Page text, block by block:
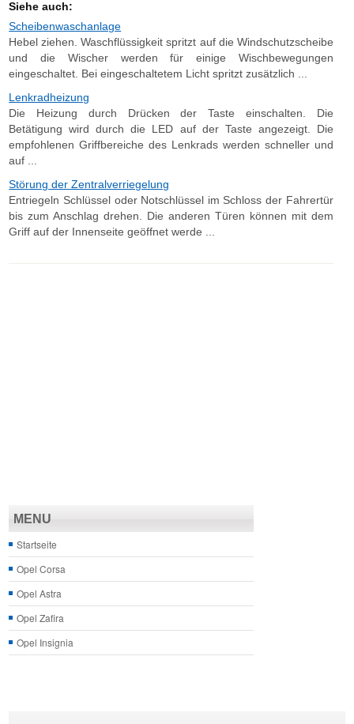
Siehe auch:
Scheibenwaschanlage
Hebel ziehen. Waschflüssigkeit spritzt auf die Windschutzscheibe
und die Wischer werden für einige Wischbewegungen
eingeschaltet. Bei eingeschaltetem Licht spritzt zusätzlich ...
Lenkradheizung
Die Heizung durch Drücken der Taste einschalten. Die
Betätigung wird durch die LED auf der Taste angezeigt. Die
empfohlenen Griffbereiche des Lenkrads werden schneller und
auf ...
Störung der Zentralverriegelung
Entriegeln Schlüssel oder Notschlüssel im Schloss der Fahrertür
bis zum Anschlag drehen. Die anderen Türen können mit dem
Griff auf der Innenseite geöffnet werde ...
MENU
Startseite
Opel Corsa
Opel Astra
Opel Zafira
Opel Insignia